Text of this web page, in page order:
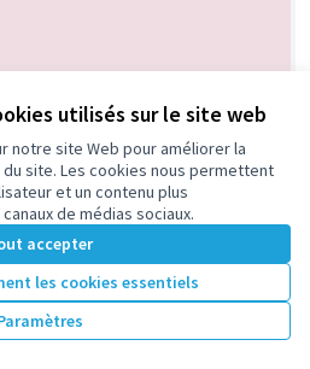
utilisés sur le site web
notre site Web pour améliorer la
site. Les cookies nous permettent
et un contenu plus
de médias sociaux.
accepter
les cookies essentiels
dans la grange à
0